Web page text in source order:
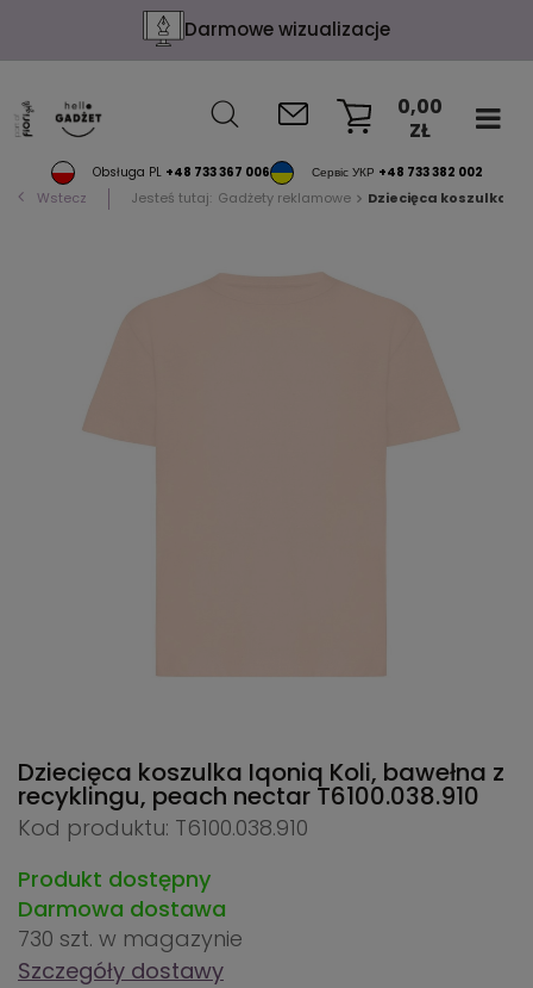
Darmowe wizualizacje
Obsługa PL +48 733 367 006 Сервіс УКР +48 733 382 002
0,00
ZŁ
Wstecz Jesteś tutaj: Gadżety reklamowe Dziecięca koszulka
Dziecięca koszulka Iqoniq Koli, bawełna z
recyklingu, peach nectar T6100.038.910
Kod produktu: T6100.038.910
Produkt dostępny
Darmowa dostawa
730 szt. w magazynie
Szczegóły dostawy